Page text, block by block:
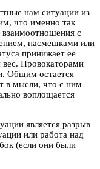
нам ситуации из
что именно так
с
насмешками или
принижает ее
вес. Провокаторами
Общим остается
в мысли, что с ним
воплощается
является разрыв
или работа над
(если они были